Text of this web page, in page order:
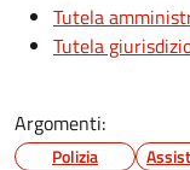
Tutela
Tutela
Argomenti:
Polizia